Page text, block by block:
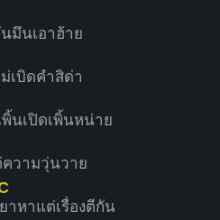
มึนเอาฮ้าย
เบิดคำสิด่า
นเปิดเพิ้นหน่าย
ความวุ่นวาย
ยาหาแต่เรื่องตีกัน